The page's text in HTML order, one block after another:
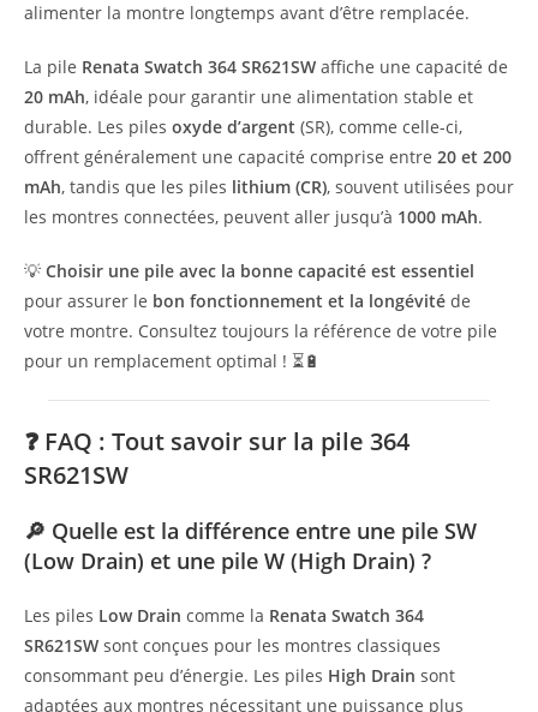
alimenter la montre longtemps avant d’être remplacée.
La pile Renata Swatch 364 SR621SW affiche une capacité de
20 mAh, idéale pour garantir une alimentation stable et
durable. Les piles oxyde d’argent (SR), comme celle-ci,
offrent généralement une capacité comprise entre 20 et 200
mAh, tandis que les piles lithium (CR), souvent utilisées pour
les montres connectées, peuvent aller jusqu’à 1000 mAh.
💡 Choisir une pile avec la bonne capacité est essentiel
pour assurer le bon fonctionnement et la longévité de
votre montre. Consultez toujours la référence de votre pile
pour un remplacement optimal ! ⏳🔋
❓ FAQ : Tout savoir sur la pile 364
SR621SW
🔎 Quelle est la différence entre une pile SW
(Low Drain) et une pile W (High Drain) ?
Les piles Low Drain comme la Renata Swatch 364
SR621SW sont conçues pour les montres classiques
consommant peu d’énergie. Les piles High Drain sont
adaptées aux montres nécessitant une puissance plus